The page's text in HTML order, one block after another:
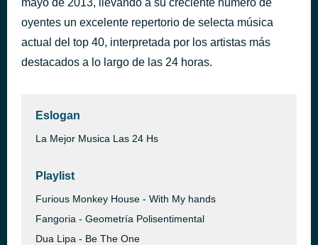
mayo de 2013, llevando a su creciente número de
oyentes un excelente repertorio de selecta música
actual del top 40, interpretada por los artistas más
destacados a lo largo de las 24 horas.
Eslogan
La Mejor Musica Las 24 Hs
Playlist
Furious Monkey House - With My hands
Fangoria - Geometría Polisentimental
Dua Lipa - Be The One